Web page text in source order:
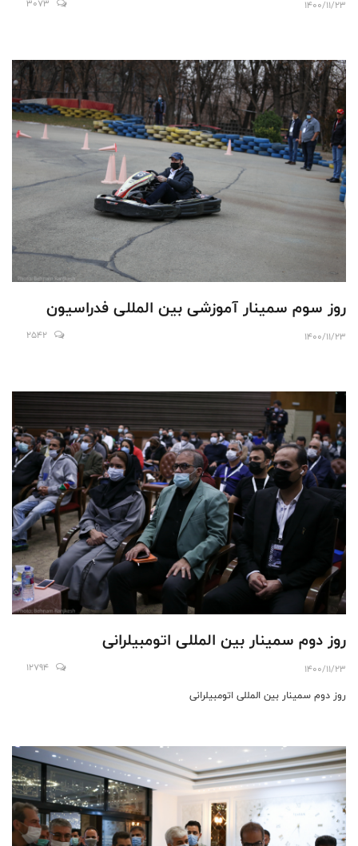
1400/11/23
روز سوم سمینار آموزشی بین المللی فدراسیون
1400/11/23
2542
روز دوم سمینار بین المللی اتومبیلرانی
1400/11/23
12794
روز دوم سمینار بین المللی اتومبیلرانی